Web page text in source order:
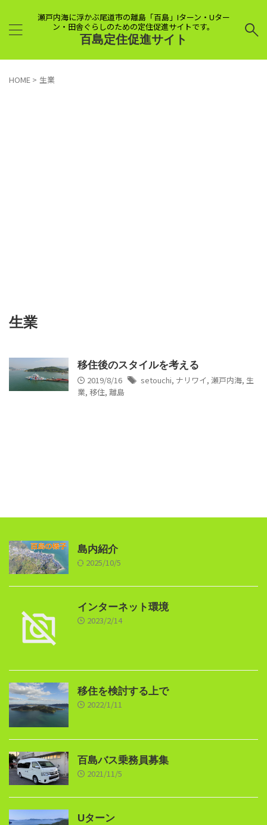
瀬戸内海に浮かぶ尾道市の離島「百島」Iターン・Uター
ン・田舎ぐらしのための定住促進サイトです。
百島定住促進サイト
HOME > 生業
生業
移住後のスタイルを考える
2019/8/16
setouchi, ナリワイ, 瀬戸内海, 生
業, 移住, 離島
島内紹介
2025/10/5
インターネット環境
2023/2/14
移住を検討する上で
2022/1/11
百島バス乗務員募集
2021/11/5
Uターン